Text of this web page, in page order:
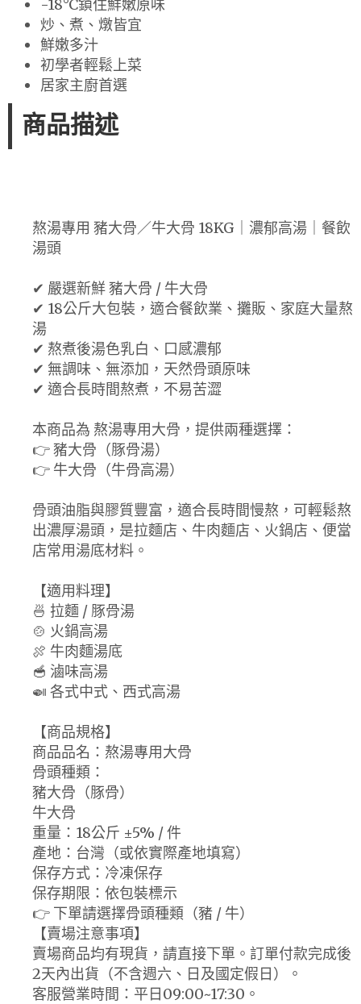
-18°C鎖住鮮嫩原味
炒、煮、燉皆宜
鮮嫩多汁
初學者輕鬆上菜
居家主廚首選
商品描述
熬湯專用 豬大骨／牛大骨 18KG｜濃郁高湯｜餐飲
湯頭
✔ 嚴選新鮮 豬大骨 / 牛大骨
✔ 18公斤大包裝，適合餐飲業、攤販、家庭大量熬
湯
✔ 熬煮後湯色乳白、口感濃郁
✔ 無調味、無添加，天然骨頭原味
✔ 適合長時間熬煮，不易苦澀
本商品為 熬湯專用大骨，提供兩種選擇：
👉 豬大骨（豚骨湯）
👉 牛大骨（牛骨高湯）
骨頭油脂與膠質豐富，適合長時間慢熬，可輕鬆熬
出濃厚湯頭，是拉麵店、牛肉麵店、火鍋店、便當
店常用湯底材料。
【適用料理】
🍜 拉麵 / 豚骨湯
🍲 火鍋高湯
🍖 牛肉麵湯底
🥣 滷味高湯
🍛 各式中式、西式高湯
【商品規格】
商品品名：熬湯專用大骨
骨頭種類：
豬大骨（豚骨）
牛大骨
重量：18公斤 ±5% / 件
產地：台灣（或依實際產地填寫）
保存方式：冷凍保存
保存期限：依包裝標示
👉 下單請選擇骨頭種類（豬 / 牛）
【賣場注意事項】
賣場商品均有現貨，請直接下單。訂單付款完成後
2天內出貨（不含週六、日及國定假日）。
客服營業時間：平日09:00~17:30。